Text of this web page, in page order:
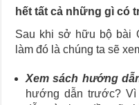
hết tất cả những gì có
Sau khi sở hữu bộ bài
làm đó là chúng ta sẽ
Xem sách hướng
hướng dẫn trước?